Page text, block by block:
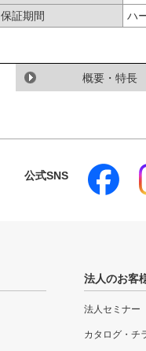
保証期間
ハ
概要・特長
公式SNS
法人のお客
法人セミナー
カタログ・チ